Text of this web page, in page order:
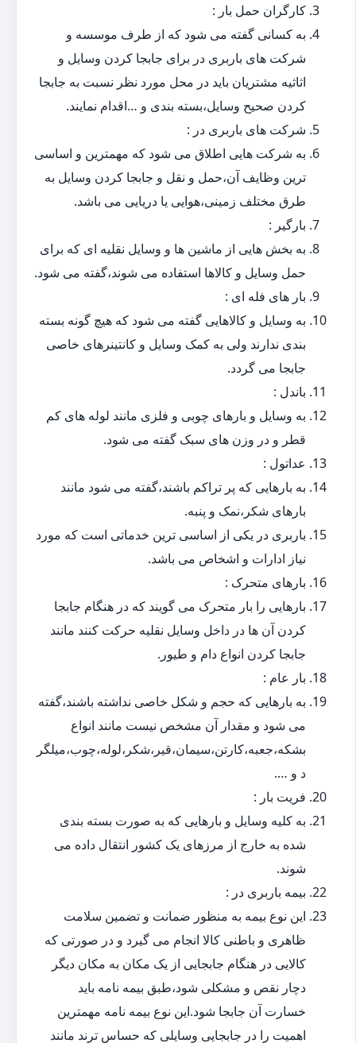
کارگران حمل بار :
به کسانی گفته می شود که از طرف موسسه و
شرکت های باربری در برای جابجا کردن وسایل و
اثاثیه مشتریان باید در محل مورد نظر نسبت به جابجا
کردن صحیح وسایل،بسته بندی و …اقدام نمایند.
شرکت های باربری در :
به شرکت هایی اطلاق می شود که مهمترین و اساسی
ترین وظایف آن،حمل و نقل و جابجا کردن وسایل به
طرق مختلف زمینی،هوایی یا دریایی می باشد.
بارگیر :
به بخش هایی از ماشین ها و وسایل نقلیه ای که برای
حمل وسایل و کالاها استفاده می شوند،گفته می شود.
بار های فله ای :
به وسایل و کالاهایی گفته می شود که هیچ گونه بسته
بندی ندارند ولی به کمک وسایل و کانتینرهای خاصی
جابجا می گردد.
باندل :
به وسایل و بارهای چوبی و فلزی مانند لوله های کم
قطر و در وزن های سبک گفته می شود.
عداتول :
به بارهایی که پر تراکم باشند،گفته می شود مانند
بارهای شکر،نمک و پنبه.
باربری در یکی از اساسی ترین خدماتی است که مورد
نیاز ادارات و اشخاص می باشد.
بارهای متحرک :
بارهایی را بار متحرک می گویند که در هنگام جابجا
کردن آن ها در داخل وسایل نقلیه حرکت کنند مانند
جابجا کردن انواع دام و طیور.
بار عام :
به بارهایی که حجم و شکل خاصی نداشته باشند،گفته
می شود و مقدار آن مشخص نیست مانند انواع
بشکه،جعبه،کارتن،سیمان،قیر،شکر،لوله،چوب،میلگر
د و ….
فریت بار :
به کلیه وسایل و بارهایی که به صورت بسته بندی
شده به خارج از مرزهای یک کشور انتقال داده می
شوند.
بیمه باربری در :
این نوع بیمه به منظور ضمانت و تضمین سلامت
ظاهری و باطنی کالا انجام می گیرد و در صورتی که
کالایی در هنگام جابجایی از یک مکان به مکان دیگر
دچار نقص و مشکلی شود،طبق بیمه نامه باید
خسارت آن جابجا شود.این نوع بیمه نامه مهمترین
اهمیت را در جابجایی وسایلی که حساس ترند مانند